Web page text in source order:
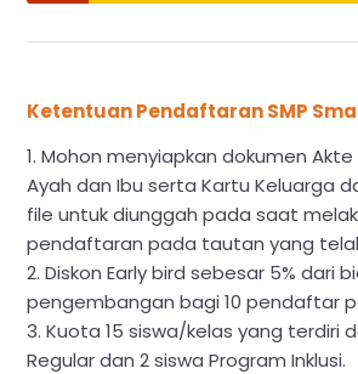
Ketentuan Pendaftaran SMP
1. Mohon menyiapkan dokumen Akte
Ayah dan Ibu serta Kartu Keluarga
file untuk diunggah pada saat
pendaftaran pada tautan yang
2. Diskon Early bird sebesar 5% dari
pengembangan bagi 10 pendaftar
3. Kuota 15 siswa/kelas yang terdiri
Regular dan 2 siswa Program Inklusi.